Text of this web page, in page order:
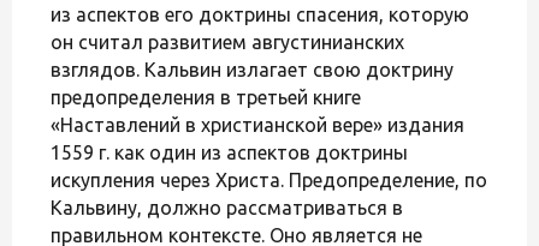
из аспектов его доктрины спасения, которую
он считал развитием августинианских
взглядов. Кальвин излагает свою доктрину
предопределения в третьей книге
«Наставлений в христианской вере» издания
1559 г. как один из аспектов доктрины
искупления через Христа. Предопределение, по
Кальвину, должно рассматриваться в
правильном контексте. Оно является не